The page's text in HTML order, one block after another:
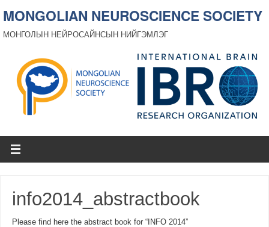
MONGOLIAN NEUROSCIENCE SOCIETY
МОНГОЛЫН НЕЙРОСАЙНСЫН НИЙГЭМЛЭГ
info2014_abstractbook
Please find here the abstract book for “INFO 2014”